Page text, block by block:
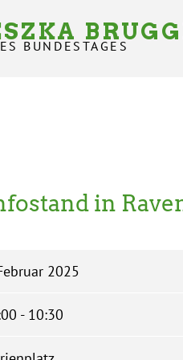
BUNDESTAGES
in
2025
- 10:30